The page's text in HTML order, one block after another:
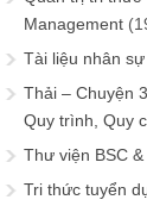
Management
Tài liệu nhân sự
Thải – Chuyện
Quy trình, Quy
Thư viện BSC &
Tri thức tuyển